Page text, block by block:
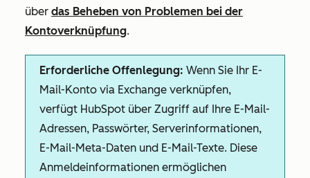
über das Beheben von Problemen bei der
Kontoverknüpfung.
Erforderliche Offenlegung: Wenn Sie Ihr E-
Mail-Konto via Exchange verknüpfen,
verfügt HubSpot über Zugriff auf Ihre E-Mail-
Adressen, Passwörter, Serverinformationen,
E-Mail-Meta-Daten und E-Mail-Texte. Diese
Anmeldeinformationen ermöglichen